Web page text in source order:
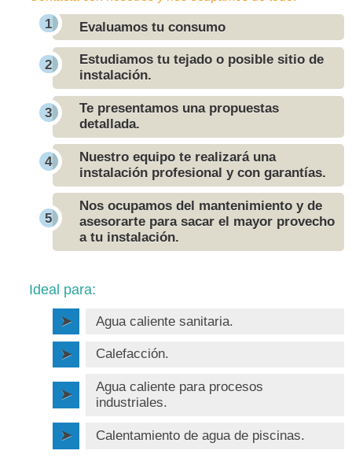
Evaluamos tu consumo
Estudiamos tu tejado o posible sitio de
instalación.
Te presentamos una propuestas
detallada.
Nuestro equipo te realizará una
instalación profesional y con garantías.
Nos ocupamos del mantenimiento y de
asesorarte para sacar el mayor provecho
a tu instalación.
Ideal para:
Agua caliente sanitaria.
Calefacción.
Agua caliente para procesos
industriales.
Calentamiento de agua de piscinas.